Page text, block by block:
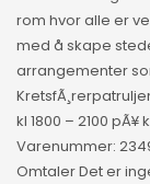
rom hvor alle er
med å skape
arrangementer
kl 1800 – 2100
Varenummer:
Omtaler Det er